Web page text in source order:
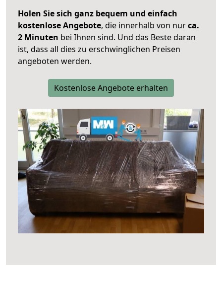
Holen Sie sich ganz bequem und einfach
kostenlose Angebote, die innerhalb von nurca.
2 Minuten bei Ihnen sind. Und das Beste daran
ist, dass all dies zu erschwinglichen Preisen
angeboten werden.
Kostenlose Angebote erhalten